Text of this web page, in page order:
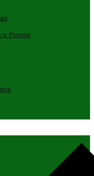
Pontos